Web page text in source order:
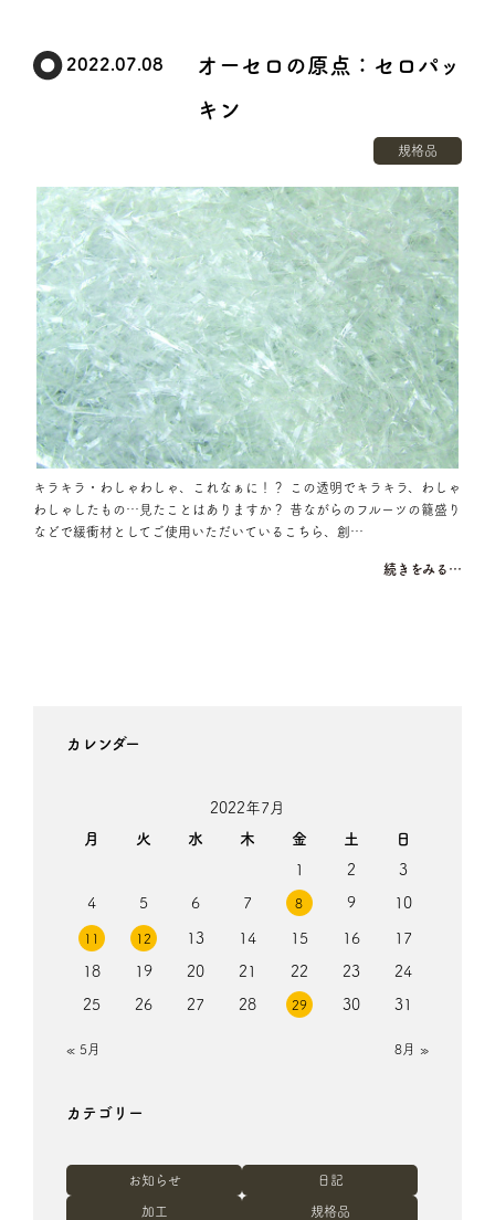
2022.07.08
オーセロの原点：セロパッ
キン
規格品
キラキラ・わしゃわしゃ、これなぁに！？ この透明でキラキラ、わしゃ
わしゃしたもの…見たことはありますか？ 昔ながらのフルーツの籠盛り
などで緩衝材としてご使用いただいているこちら、創…
続きをみる…
カレンダー
2022年7月
月
火 水 木 金 土
日
1
2 3
4 5 6 7 8 9 10
11 12 13 14 15 16 17
18 19 20 21 22 23 24
25 26 27 28 29 30 31
« 5月 8月 »
カテゴリー
お知らせ 日記
加工 規格品